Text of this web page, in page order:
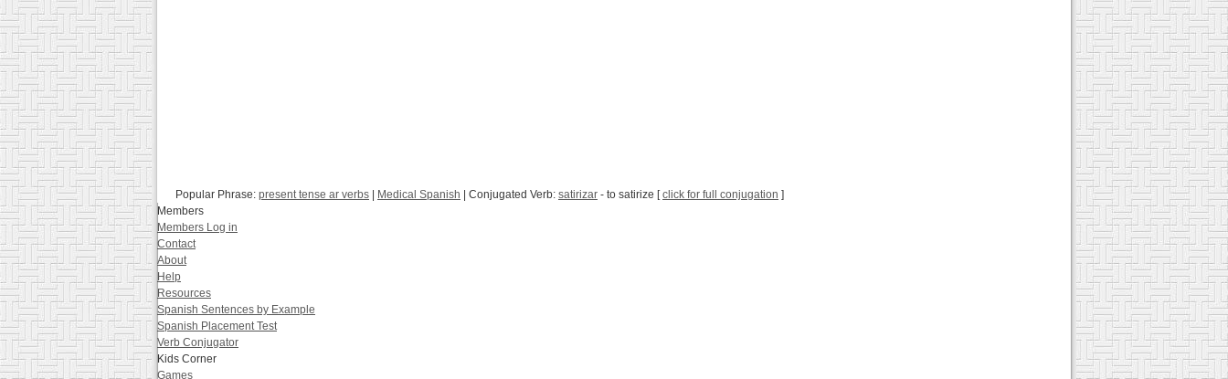
Popular Phrase: present tense ar verbs Medical Spanish | Conjugated Verb: satirizar - to satirize [click for full conjugation ]
Members
Members Log in
Contact
About
Help
Resources
Spanish Sentences by Example
Spanish Placement Test
Verb Conjugator
Kids Corner
Games